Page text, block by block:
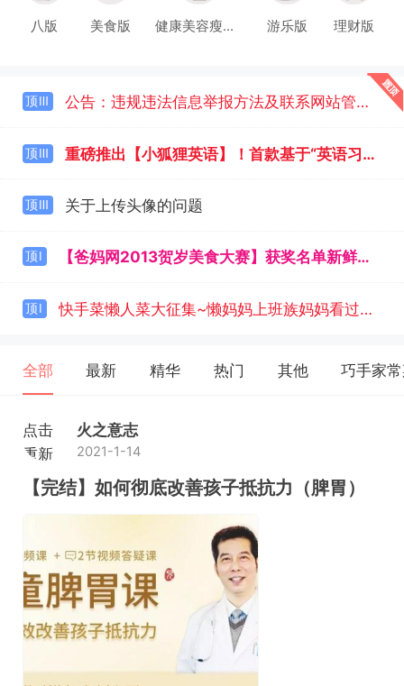
八版 美食版 健康美容瘦身版 游乐版 理财版
顶Ⅲ 公告：违规违法信息举报方法及联系网站管理的方式
顶Ⅲ 重磅推出【小狐狸英语】！首款基于“英语习得理念”的儿童英语启蒙课产品！
顶Ⅲ 关于上传头像的问题
顶Ⅰ 【爸妈网2013贺岁美食大赛】获奖名单新鲜出炉~~奖品发放中~~
顶Ⅰ 快手菜懒人菜大征集~懒妈妈上班族妈妈看过来~
全部 最新 精华 热门 其他 巧手家
点击
重新
加载
火之意志
2021-1-14
【完结】如何彻底改善孩子抵抗力（脾胃）